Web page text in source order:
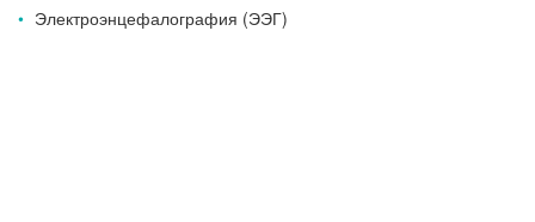
Рентгенология
Электроэнцефалография (ЭЭГ)